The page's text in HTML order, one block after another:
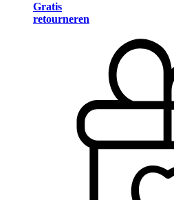
Gratis
retourneren